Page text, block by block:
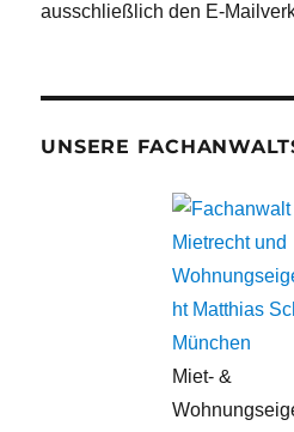
ausschließlich den E-
UNSERE
Miet- &